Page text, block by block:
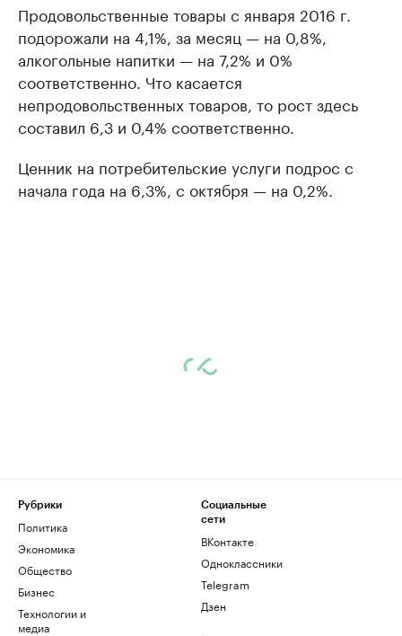
Продовольственные товары с января 2016 г.
подорожали на 4,1%, за месяц — на 0,8%,
алкогольные напитки — на 7,2% и 0%
соответственно. Что касается
непродовольственных товаров, то рост здесь
составил 6,3 и 0,4% соответственно.
Ценник на потребительские услуги подрос с
начала года на 6,3%, с октября — на 0,2%.
Рубрики
Политика
Экономика
Общество
Бизнес
Технологии и
медиа
Социальные
сети
ВКонтакте
Одноклассники
Telegram
Дзен